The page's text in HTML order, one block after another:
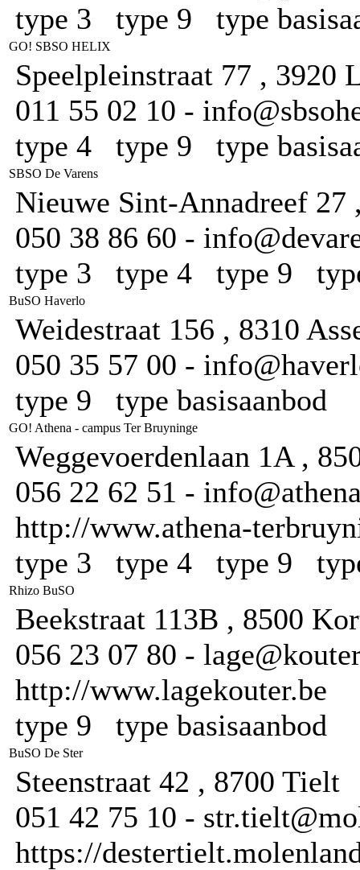
type 3 type 9 type
GO! SBSO HELIX
Speelpleinstraat 77 , 3920
011 55 02 10 -
type 4 type 9 type
SBSO De Varens
Nieuwe Sint-Annadreef 27
050 38 86 60 -
type 3 type 4 type 9
BuSO Haverlo
Weidestraat 156 , 8310
050 35 57 00 -
type 9 type basisaanbod
GO! Athena - campus Ter Bruyninge
Weggevoerdenlaan 1A ,
056 22 62 51 -
http://www.athena-
type 3 type 4 type 9
Rhizo BuSO
Beekstraat 113B , 8500
056 23 07 80 -
http://www.lagekouter.be
type 9 type basisaanbod
BuSO De Ster
Steenstraat 42 , 8700 Tielt
051 42 75 10 -
https://